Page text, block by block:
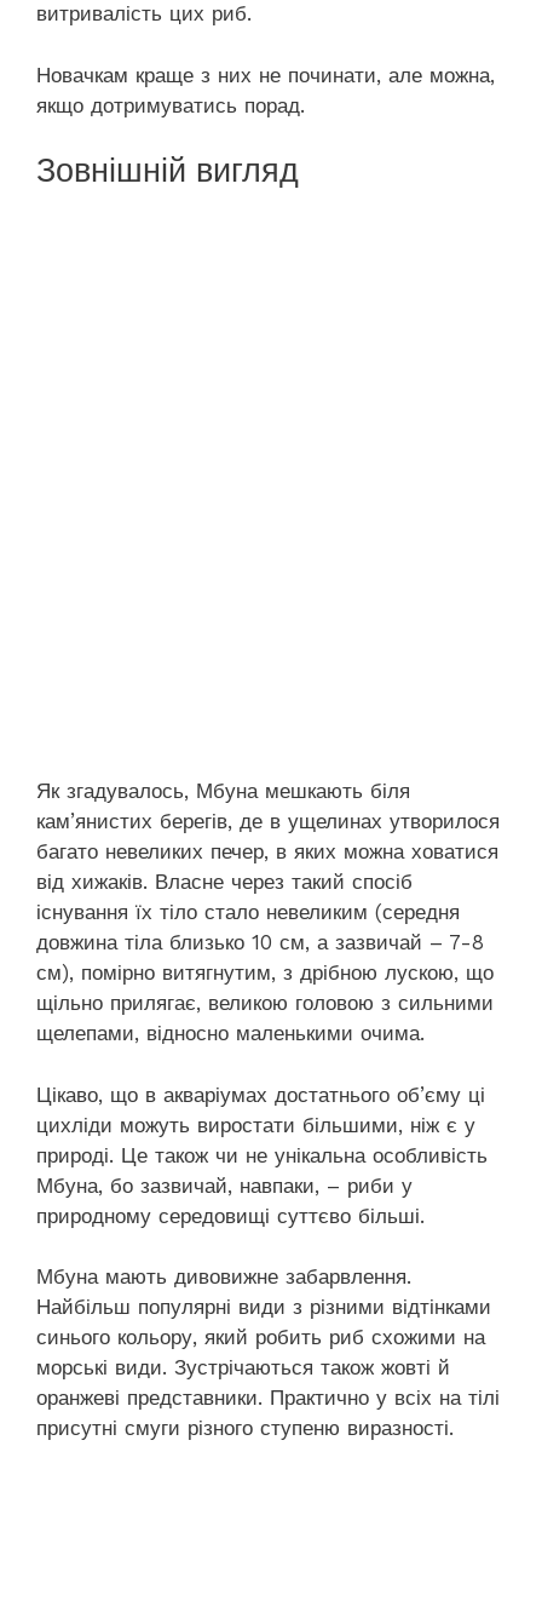
витривалість цих риб.
Новачкам краще з них не починати, але можна,
якщо дотримуватись порад.
Зовнішній вигляд
Як згадувалось, Мбуна мешкають біля
кам’янистих берегів, де в ущелинах утворилося
багато невеликих печер, в яких можна ховатися
від хижаків. Власне через такий спосіб
існування їх тіло стало невеликим (середня
довжина тіла близько 10 см, а зазвичай – 7-8
см), помірно витягнутим, з дрібною лускою, що
щільно прилягає, великою головою з сильними
щелепами, відносно маленькими очима.
Цікаво, що в акваріумах достатнього об’єму ці
цихліди можуть виростати більшими, ніж є у
природі. Це також чи не унікальна особливість
Мбуна, бо зазвичай, навпаки, – риби у
природному середовищі суттєво більші.
Мбуна мають дивовижне забарвлення.
Найбільш популярні види з різними відтінками
синього кольору, який робить риб схожими на
морські види. Зустрічаються також жовті й
оранжеві представники. Практично у всіх на тілі
присутні смуги різного ступеню виразності.